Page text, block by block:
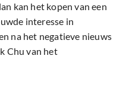
kan het kopen van een
interesse in
na het negatieve nieuws
Chu van het